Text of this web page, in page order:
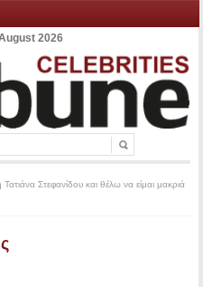
2026
Στεφανίδου και θέλω να είμαι μακριά